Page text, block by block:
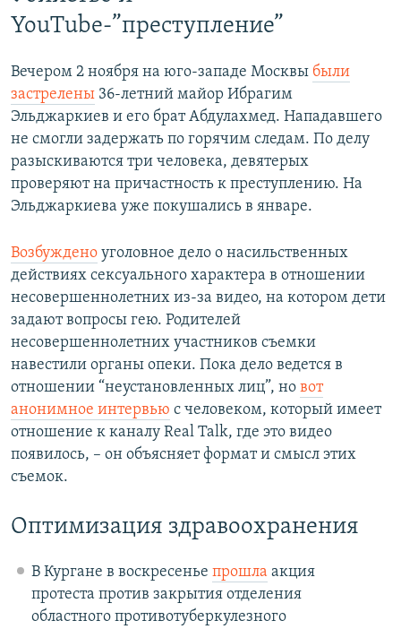
YouTube-”преступление”
Вечером 2 ноября на юго-западе Москвы были
застрелены 36-летний майор Ибрагим
Эльджаркиев и его брат Абдулахмед. Нападавшего
не смогли задержать по горячим следам. По делу
разыскиваются три человека, девятерых
проверяют на причастность к преступлению. На
Эльджаркиева уже покушались в январе.
Возбуждено уголовное дело о насильственных
действиях сексуального характера в отношении
несовершеннолетних из-за видео, на котором дети
задают вопросы гею. Родителей
несовершеннолетних участников съемки
навестили органы опеки. Пока дело ведется в
отношении “неустановленных лиц”, но вот
анонимное интервью с человеком, который имеет
отношение к каналу Real Talk, где это видео
появилось, – он объясняет формат и смысл этих
съемок.
Оптимизация здравоохранения
В Кургане в воскресенье прошла акция
протеста против закрытия отделения
областного противотуберкулезного